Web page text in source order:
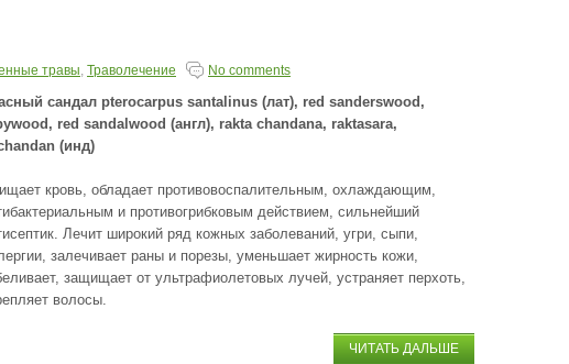
травы, Траволечение No comments
сандал pterocarpus santalinus (лат), red sanderswood,
red sandalwood (англ), rakta chandana, raktasara,
(инд)
кровь, обладает противовоспалительным, охлаждающим,
и противогрибковым действием, сильнейший
Лечит широкий ряд кожных заболеваний, угри, сыпи,
залечивает раны и порезы, уменьшает жирность кожи,
защищает от ультрафиолетовых лучей, устраняет перхоть,
волосы.
ЧИТАТЬ ДАЛЬШЕ